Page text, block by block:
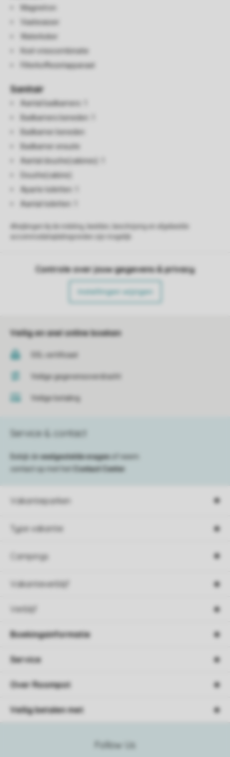
Magnetron
Vaatwasser
Waterkoker
Koel-vriescombinatie
Filterkoffiezetapparaat
Sanitair
Aantal badkamers: 1
Badkamers beneden: 1
Badkamer beneden
Badkamer ensuite
Aantal douche(cabines): 1
Douche(cabine)
Aparte toiletten: 1
Aantal toiletten: 1
Controle over jouw gegevens & privacy
Instellingen wijzigen
Veilig en snel online boeken
SSL certificaat
Veilige gegevensoverdracht
Veilige betaling
Vakantieparken
Type vakantie
Campings
Vakantieverblijf
Verblijf
Service & contact
Bekijk de veelgestelde vragen
of neem
contact op met het
Contact Center
Follow Us
Boekingsinformatie
Service
Over Roompot
Veilig betalen met